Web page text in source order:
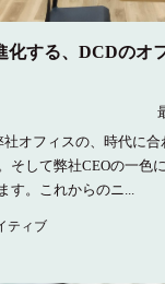
化する、DCDのオ
オフィスの、時代に
そして弊社CEOの一色
す。これからのニ...
ティブ